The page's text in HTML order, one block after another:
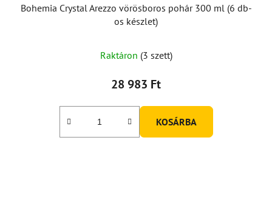
Bohemia Crystal Arezzo vörösboros pohár 300 ml (6 db-
os készlet)
Raktáron (3 szett)
28 983 Ft
KOSÁRBA